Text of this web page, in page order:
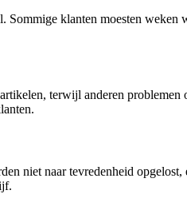
klanten moesten weken
terwijl anderen problemen
niet naar tevredenheid